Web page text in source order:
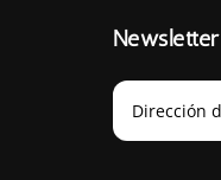
Newsletter